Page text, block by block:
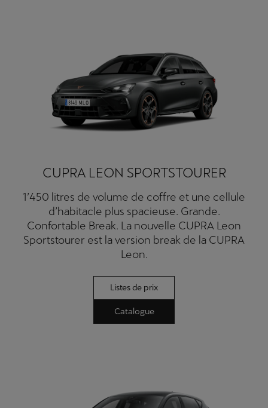
CUPRA LEON SPORTSTOURER
1’450 litres de volume de coffre et une cellule
d’habitacle plus spacieuse. Grande.
Confortable Break. La nouvelle CUPRA Leon
Sportstourer est la version break de la CUPRA
Leon.
Listes de prix
Catalogue